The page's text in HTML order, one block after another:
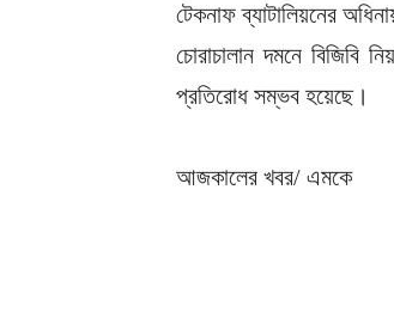
টেকনাফ ব্যাটালিয়নের
চোরাচালান দমনে বিজিবি
প্রতিরোধ সম্ভব হয়েছে।
আজকালের খবর/ এমকে